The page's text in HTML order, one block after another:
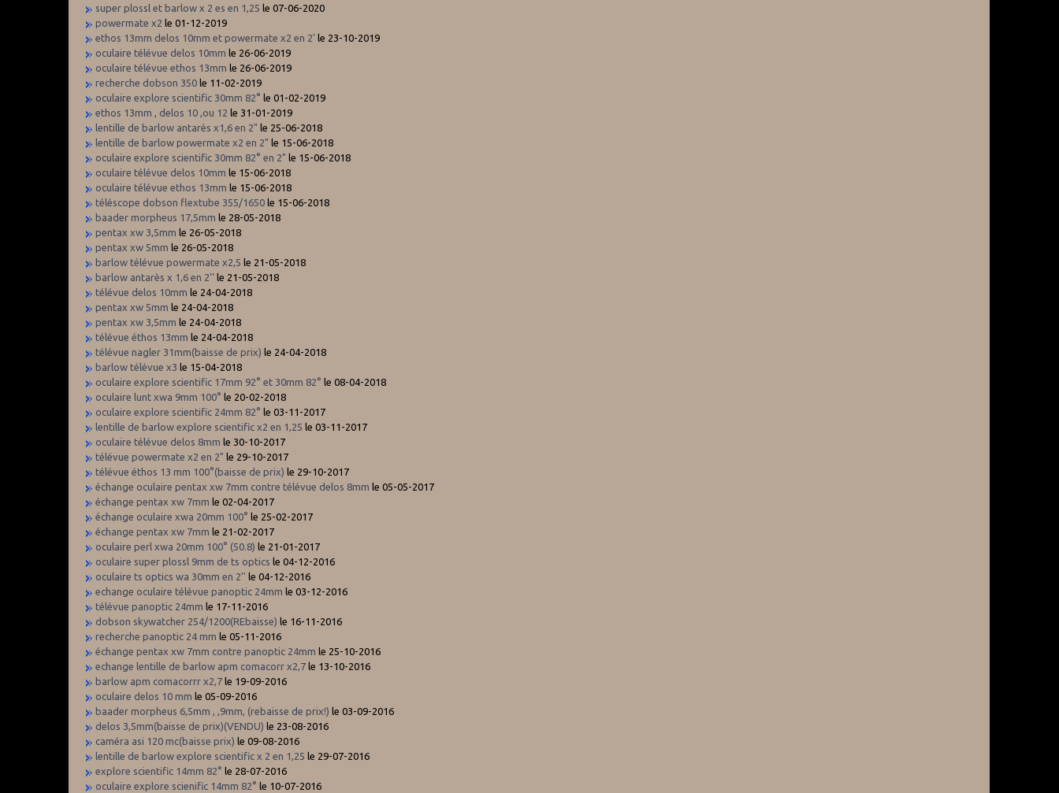
super plossl et barlow x 2 es en 1,25 le 07-06-2020
powermate x2 le 01-12-2019
ethos 13mm delos 10mm et powermate x2 en 2' le 23-10-2019
oculaire télévue delos 10mm le 26-06-2019
oculaire télévue ethos 13mm le 26-06-2019
recherche dobson 350 le 11-02-2019
oculaire explore scientific 30mm 82° le 01-02-2019
ethos 13mm , delos 10 ,ou 12 le 31-01-2019
lentille de barlow antarès x1,6 en 2" le 25-06-2018
lentille de barlow powermate x2 en 2" le 15-06-2018
oculaire explore scientific 30mm 82° en 2" le 15-06-2018
oculaire télévue delos 10mm le 15-06-2018
oculaire télévue ethos 13mm le 15-06-2018
téléscope dobson flextube 355/1650 le 15-06-2018
baader morpheus 17,5mm le 28-05-2018
pentax xw 3,5mm le 26-05-2018
pentax xw 5mm le 26-05-2018
barlow télévue powermate x2,5 le 21-05-2018
barlow antarès x 1,6 en 2'' le 21-05-2018
télévue delos 10mm le 24-04-2018
pentax xw 5mm le 24-04-2018
pentax xw 3,5mm le 24-04-2018
télévue éthos 13mm le 24-04-2018
télévue nagler 31mm(baisse de prix) le 24-04-2018
barlow télévue x3 le 15-04-2018
oculaire explore scientific 17mm 92° et 30mm 82° le 08-04-2018
oculaire lunt xwa 9mm 100° le 20-02-2018
oculaire explore scientific 24mm 82° le 03-11-2017
lentille de barlow explore scientific x2 en 1,25 le 03-11-2017
oculaire télévue delos 8mm le 30-10-2017
télévue powermate x2 en 2" le 29-10-2017
télévue éthos 13 mm 100°(baisse de prix) le 29-10-2017
échange oculaire pentax xw 7mm contre télévue delos 8mm le 05-05-2017
échange pentax xw 7mm le 02-04-2017
échange oculaire xwa 20mm 100° le 25-02-2017
échange pentax xw 7mm le 21-02-2017
oculaire perl xwa 20mm 100° (50.8) le 21-01-2017
oculaire super plossl 9mm de ts optics le 04-12-2016
oculaire ts optics wa 30mm en 2'' le 04-12-2016
echange oculaire télévue panoptic 24mm le 03-12-2016
télévue panoptic 24mm le 17-11-2016
dobson skywatcher 254/1200(REbaisse) le 16-11-2016
recherche panoptic 24 mm le 05-11-2016
échange pentax xw 7mm contre panoptic 24mm le 25-10-2016
echange lentille de barlow apm comacorr x2,7 le 13-10-2016
barlow apm comacorrr x2,7 le 19-09-2016
oculaire delos 10 mm le 05-09-2016
baader morpheus 6,5mm , ,9mm, (rebaisse de prix!) le 03-09-2016
delos 3,5mm(baisse de prix)(VENDU) le 23-08-2016
caméra asi 120 mc(baisse prix) le 09-08-2016
lentille de barlow explore scientific x 2 en 1,25 le 29-07-2016
explore scientific 14mm 82° le 28-07-2016
oculaire explore scienific 14mm 82° le 10-07-2016